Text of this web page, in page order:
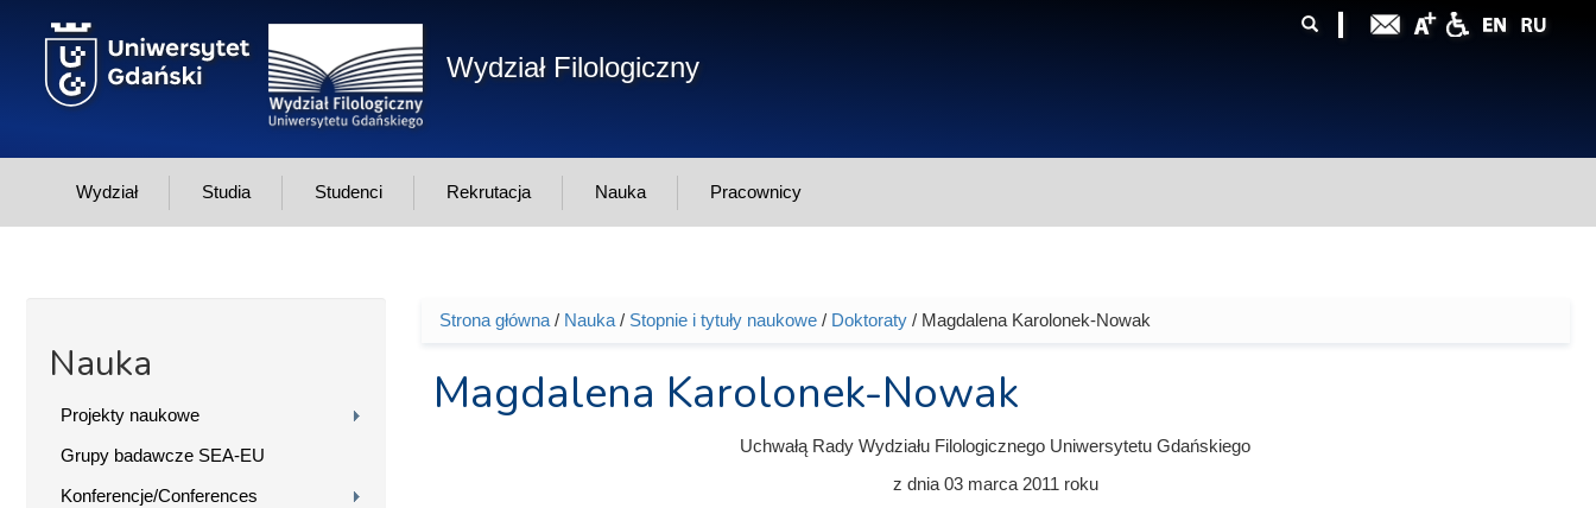
Wydział Filologiczny
Wydział Studia Studenci Rekrutacja Nauka Pracownicy
Nauka
Projekty naukowe
Grupy badawcze SEA-EU
Konferencje/Conferences
Jesteś tutaj
Strona główna/ Nauka/ Stopnie i tytuły naukowe/ Doktoraty/ Magdalena Karolonek-Nowak
Magdalena Karolonek-Nowak
Uchwałą Rady Wydziału Filologicznego Uniwersytetu Gdańskiego
z dnia 03 marca 2011 roku